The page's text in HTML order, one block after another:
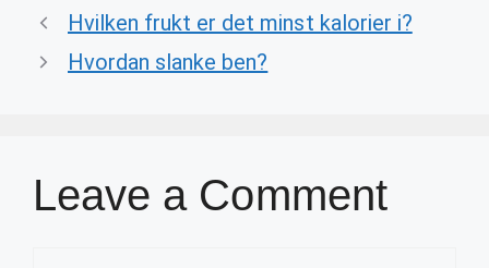
Hvilken frukt er det minst kalorier i?
Hvordan slanke ben?
Leave a Comment